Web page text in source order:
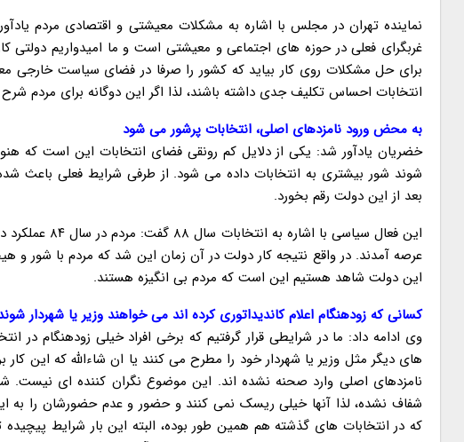
نماینده تهران در مجلس با اشاره به مشکلات معیشتی و اقتصادی مردم
غربگرای فعلی در حوزه های اجتماعی و معیشتی است و ما امیدواریم دولتی
برای حل مشکلات روی کار بیاید که کشور را صرفا در فضای سیاست خارجی
انتخابات احساس تکلیف جدی داشته باشند، لذا اگر این دوگانه برای مردم
به محض ورود نامزدهای اصلی، انتخابات پرشور می شود
خضریان یادآور شد: یکی از دلایل کم رونقی فضای انتخابات این است که
شوند شور بیشتری به انتخابات داده می شود. از طرفی شرایط فعلی باعث
بعد از این دولت رقم بخورد.
عرصه آمدند. در واقع نتیجه کار دولت در آن زمان این شد که مردم با شور و
این دولت شاهد هستیم این است که مردم بی انگیزه هستند.
کسانی که زودهنگام اعلام کاندیداتوری کرده اند می خواهند وزیر یا شهردار
وی ادامه داد: ما در شرایطی قرار گرفتیم که برخی افراد خیلی زودهنگام
های دیگر مثل وزیر یا شهردار خود را مطرح می کنند یا ان شاءالله که این
نامزدهای اصلی وارد صحنه نشده اند. این موضوع نگران کننده ای نیست.
شفاف نشده، لذا آنها خیلی ریسک نمی کنند و حضور و عدم حضورشان را به
که در انتخابات های گذشته هم همین طور بوده، البته این بار شرایط